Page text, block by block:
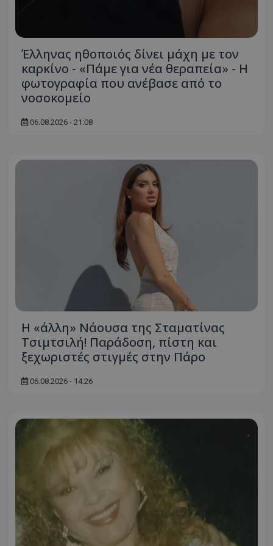
Έλληνας ηθοποιός δίνει μάχη με τον
καρκίνο - «Πάμε για νέα θεραπεία» - Η
φωτογραφία που ανέβασε από το
νοσοκομείο
06.08.2026 - 21:08
Η «άλλη» Νάουσα της Σταματίνας
Τσιμτσιλή! Παράδοση, πίστη και
ξεχωριστές στιγμές στην Πάρο
06.08.2026 - 14:26